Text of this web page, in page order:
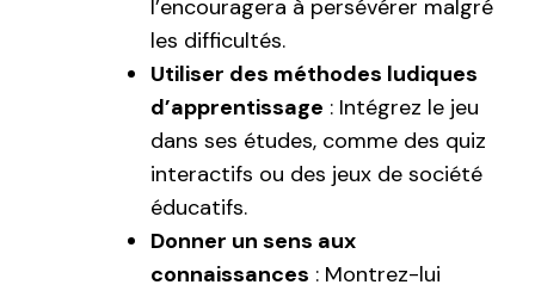
l’encouragera à persévérer malgré
les difficultés.
Utiliser des méthodes ludiques
d’apprentissage : Intégrez le jeu
dans ses études, comme des quiz
interactifs ou des jeux de société
éducatifs.
Donner un sens aux
connaissances : Montrez-lui